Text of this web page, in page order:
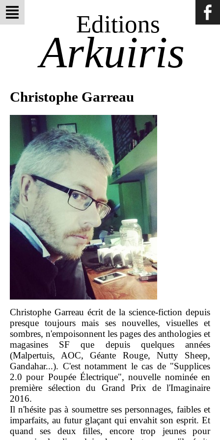
Editions
Arkuiris
Christophe Garreau
Christophe Garreau écrit de la science-fiction depuis
presque toujours mais ses nouvelles, visuelles et
sombres, n'empoisonnent les pages des anthologies et
magasines SF que depuis quelques années
(Malpertuis, AOC, Géante Rouge, Nutty Sheep,
Gandahar...). C'est notamment le cas de "Supplices
2.0 pour Poupée Électrique", nouvelle nominée en
première sélection du Grand Prix de l'Imaginaire
2016.
Il n'hésite pas à soumettre ses personnages, faibles et
imparfaits, au futur glaçant qui envahit son esprit. Et
quand ses deux filles, encore trop jeunes pour